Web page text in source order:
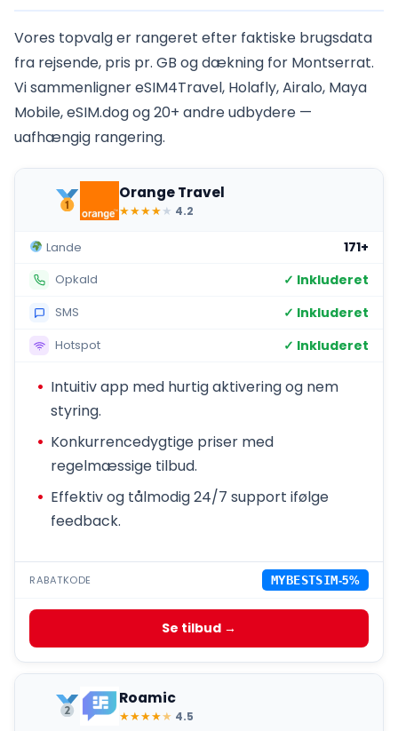
Vores topvalg er rangeret efter faktiske brugsdata
fra rejsende, pris pr. GB og dækning for Montserrat.
Vi sammenligner eSIM4Travel, Holafly, Airalo, Maya
Mobile, eSIM.dog og 20+ andre udbydere —
uafhængig rangering.
Orange Travel
★★★★★ 4.2
Lande 171+
Opkald ✓ Inkluderet
SMS ✓ Inkluderet
Hotspot ✓ Inkluderet
Intuitiv app med hurtig aktivering og nem
styring.
Konkurrencedygtige priser med
regelmæssige tilbud.
Effektiv og tålmodig 24/7 support ifølge
feedback.
RABATKODE MYBESTSIM-5%
Se tilbud →
Roamic
★★★★★ 4.5